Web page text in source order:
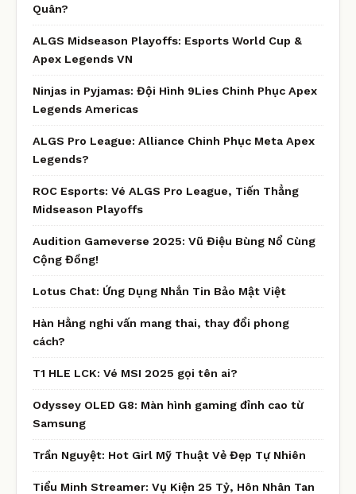
Quân?
ALGS Midseason Playoffs: Esports World Cup &
Apex Legends VN
Ninjas in Pyjamas: Đội Hình 9Lies Chinh Phục Apex
Legends Americas
ALGS Pro League: Alliance Chinh Phục Meta Apex
Legends?
ROC Esports: Vé ALGS Pro League, Tiến Thẳng
Midseason Playoffs
Audition Gameverse 2025: Vũ Điệu Bùng Nổ Cùng
Cộng Đồng!
Lotus Chat: Ứng Dụng Nhắn Tin Bảo Mật Việt
Hàn Hằng nghi vấn mang thai, thay đổi phong
cách?
T1 HLE LCK: Vé MSI 2025 gọi tên ai?
Odyssey OLED G8: Màn hình gaming đỉnh cao từ
Samsung
Trần Nguyệt: Hot Girl Mỹ Thuật Vẻ Đẹp Tự Nhiên
Tiểu Minh Streamer: Vụ Kiện 25 Tỷ, Hôn Nhân Tan